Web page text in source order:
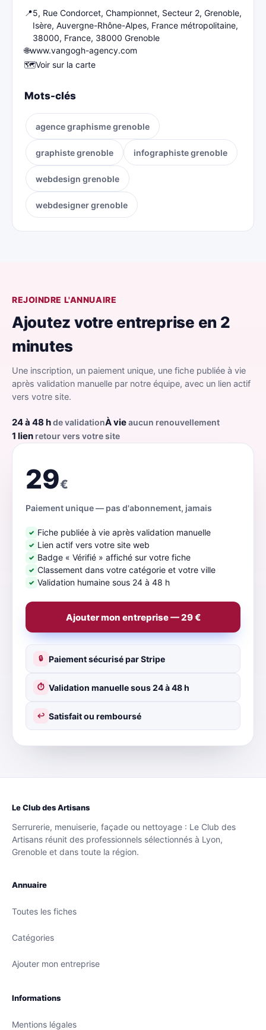
📍5, Rue Condorcet, Championnet, Secteur 2, Grenoble,
Isère, Auvergne-Rhône-Alpes, France métropolitaine,
38000, France, 38000 Grenoble
🌐www.vangogh-agency.com
🗺️Voir sur la carte
Mots-clés
agence graphisme grenoble
graphiste grenoble infographiste grenoble
webdesign grenoble
webdesigner grenoble
REJOINDRE L'ANNUAIRE
Ajoutez votre entreprise en 2
minutes
Une inscription, un paiement unique, une fiche publiée à vie
après validation manuelle par notre équipe, avec un lien actif
vers votre site.
24 à 48 hde validationÀ vieaucun renouvellement
1 lien retour vers votre site
29€
Paiement unique — pas d'abonnement, jamais
✓ Fiche publiée à vie après validation manuelle
✓ Lien actif vers votre site web
✓ Badge « Vérifié » affiché sur votre fiche
✓ Classement dans votre catégorie et votre ville
✓ Validation humaine sous 24 à 48 h
Ajouter mon entreprise — 29 €
🔒 Paiement sécurisé par Stripe
⏱ Validation manuelle sous 24 à 48 h
↩ Satisfait ou remboursé
Le Club des Artisans
Serrurerie, menuiserie, façade ou nettoyage : Le Club des
Artisans réunit des professionnels sélectionnés à Lyon,
Grenoble et dans toute la région.
Annuaire
Toutes les fiches
Catégories
Ajouter mon entreprise
Informations
Mentions légales